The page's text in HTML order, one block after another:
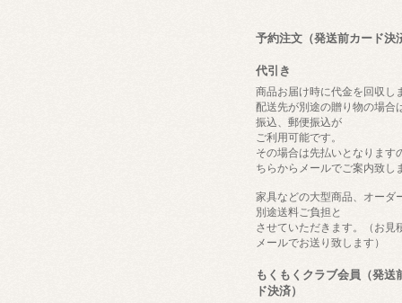
予約注文（発送前カード決
代引き
商品お届け時に代金を回収し
配送先が別途の贈り物の場合
振込、郵便振込が
ご利用可能です。
その場合は先払いとなります
ちらからメールでご案内致し
家具などの大型商品、オーダ
別途送料ご負担と
させていただきます。（お見
メールでお送り致します）
もくもくクラブ会員（発送
ド決済）